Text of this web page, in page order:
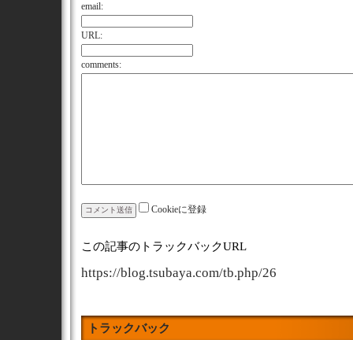
email:
URL:
comments:
Cookieに登録
この記事のトラックバックURL
https://blog.tsubaya.com/tb.php/26
トラックバック